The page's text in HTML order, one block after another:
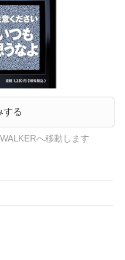
する
へ移動します